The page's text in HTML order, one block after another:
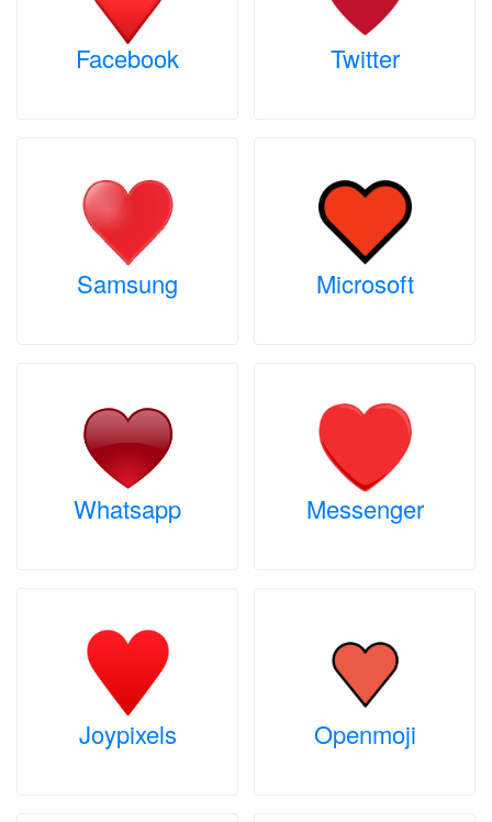
Facebook Twitter
Samsung Microsoft
Whatsapp Messenger
Joypixels Openmoji